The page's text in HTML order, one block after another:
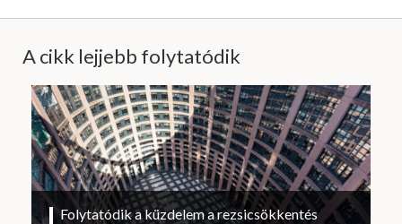
A cikk lejjebb folytatódik
Folytatódik a küzdelem a rezsicsökkentés